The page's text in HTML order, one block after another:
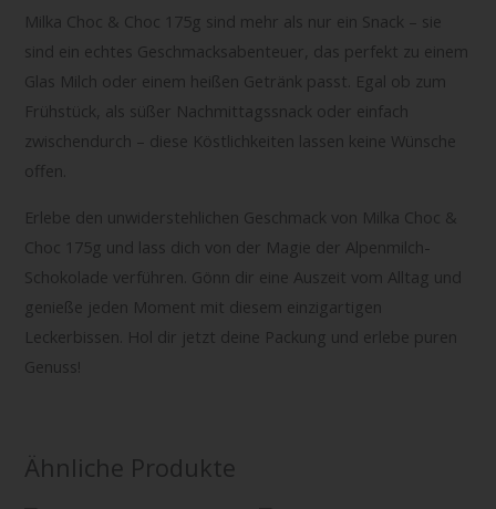
Milka Choc & Choc 175g sind mehr als nur ein Snack – sie
sind ein echtes Geschmacksabenteuer, das perfekt zu einem
Glas Milch oder einem heißen Getränk passt. Egal ob zum
Frühstück, als süßer Nachmittagssnack oder einfach
zwischendurch – diese Köstlichkeiten lassen keine Wünsche
offen.
Erlebe den unwiderstehlichen Geschmack von Milka Choc &
Choc 175g und lass dich von der Magie der Alpenmilch-
Schokolade verführen. Gönn dir eine Auszeit vom Alltag und
genieße jeden Moment mit diesem einzigartigen
Leckerbissen. Hol dir jetzt deine Packung und erlebe puren
Genuss!
Ähnliche Produkte